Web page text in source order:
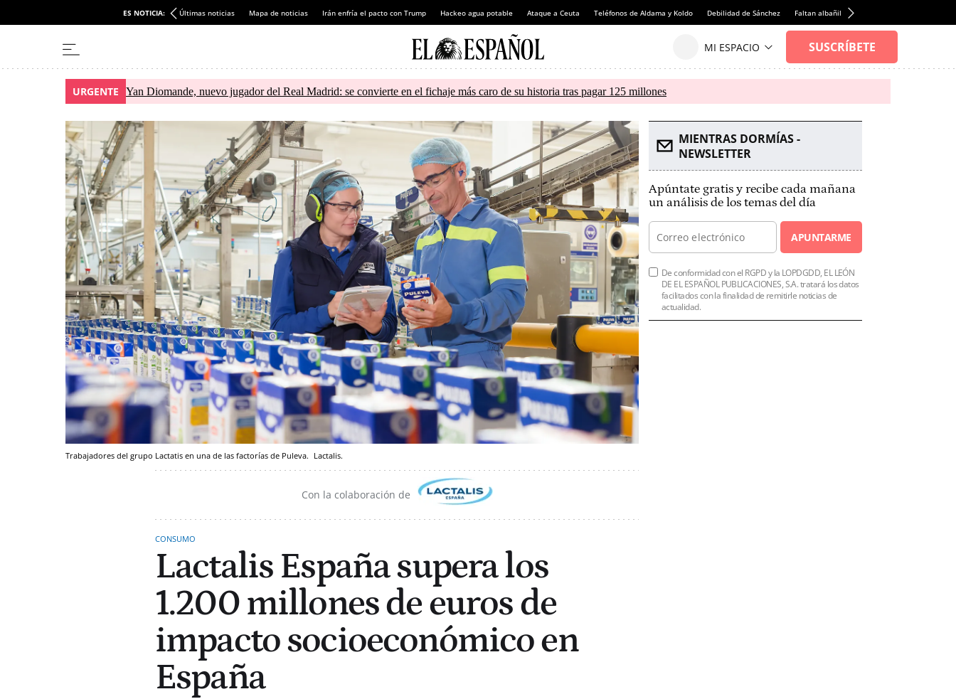
ES NOTICIA: Últimas noticias Mapa de noticias Irán enfría el pacto con Trump Hackeo agua potable Ataque a Ceuta Teléfonos de Aldama y Koldo Debilidad de Sánchez Faltan albañiles
URGENTE Yan Diomande, nuevo jugador del Real Madrid: se convierte en el fichaje más caro de su historia tras pagar 125 millones
Trabajadores del grupo Lactatis en una de las factorías de Puleva. Lactalis.
Con la colaboración de
CONSUMO
Lactalis España supera los
1.200 millones de euros de
impacto socioeconómico en
España
MIENTRAS DORMÍAS -
NEWSLETTER
Apúntate gratis y recibe cada mañana
un análisis de los temas del día
APUNTARME
De conformidad con el RGPD y la LOPDGDD, EL LEÓN
DE EL ESPAÑOL PUBLICACIONES, S.A. tratará los datos
facilitados con la finalidad de remitirle noticias de
actualidad.